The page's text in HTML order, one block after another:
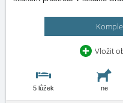
Vložit
5 lůžek ne